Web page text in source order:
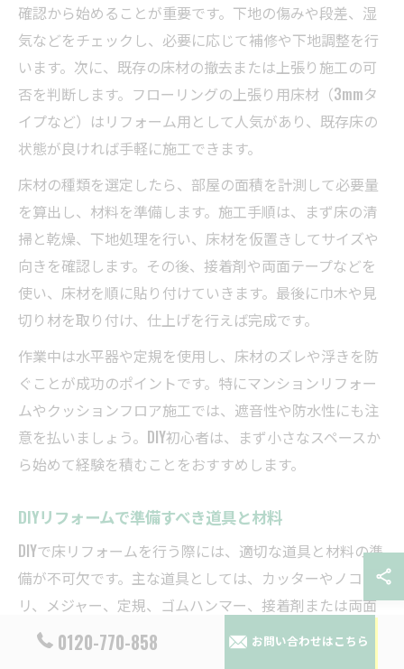
確認から始めることが重要です。下地の傷みや段差、湿
気などをチェックし、必要に応じて補修や下地調整を行
います。次に、既存の床材の撤去または上張り施工の可
否を判断します。フローリングの上張り用床材（3mmタ
イプなど）はリフォーム用として人気があり、既存床の
状態が良ければ手軽に施工できます。
床材の種類を選定したら、部屋の面積を計測して必要量
を算出し、材料を準備します。施工手順は、まず床の清
掃と乾燥、下地処理を行い、床材を仮置きしてサイズや
向きを確認します。その後、接着剤や両面テープなどを
使い、床材を順に貼り付けていきます。最後に巾木や見
切り材を取り付け、仕上げを行えば完成です。
作業中は水平器や定規を使用し、床材のズレや浮きを防
ぐことが成功のポイントです。特にマンションリフォー
ムやクッションフロア施工では、遮音性や防水性にも注
意を払いましょう。DIY初心者は、まず小さなスペースか
ら始めて経験を積むことをおすすめします。
DIYリフォームで準備すべき道具と材料
DIYで床リフォームを行う際には、適切な道具と材料の準
備が不可欠です。主な道具としては、カッターやノコギ
リ、メジャー、定規、ゴムハンマー、接着剤または両面
テープ、ローラーなどが必要です。特にフローリング上
0120-770-858 お問い合わせはこちら